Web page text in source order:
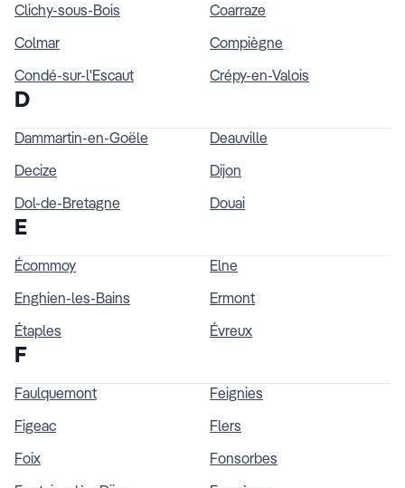
Clichy-sous-Bois
Coarraze
Colmar
Compiègne
Condé-sur-l'Escaut
Crépy-en-Valois
D
Dammartin-en-Goële
Deauville
Decize
Dijon
Dol-de-Bretagne
Douai
E
Écommoy
Elne
Enghien-les-Bains
Ermont
Étaples
Évreux
F
Faulquemont
Feignies
Figeac
Flers
Foix
Fonsorbes